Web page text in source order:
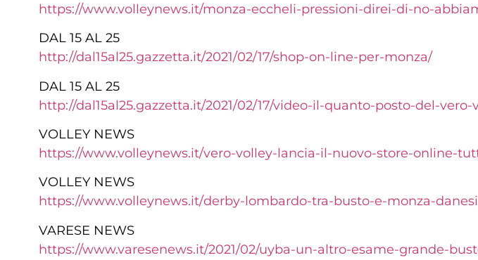
https://www.volleynews.it/monza-eccheli-pressioni-direi-di-no-
DAL 15 AL 25
http://dal15al25.gazzetta.it/2021/02/17/shop-on-line-per-monza/
DAL 15 AL 25
http://dal15al25.gazzetta.it/2021/02/17/video-il-quanto-posto-del-vero-
VOLLEY NEWS
https://www.volleynews.it/vero-volley-lancia-il-nuovo-store-online-
VOLLEY NEWS
https://www.volleynews.it/derby-lombardo-tra-busto-e-monza-
VARESE NEWS
https://www.varesenews.it/2021/02/uyba-un-altro-esame-grande-